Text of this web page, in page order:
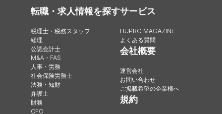
転職・求人情報を探す
税理士・税務スタッフ
経理
公認会計士
M&A・FAS
人事・労務
社会保険労務士
法務・知財
弁護士
財務
CFO
サービス
HUPRO MAGAZINE
よくある質問
会社概要
運営会社
お問い合わせ
ご掲載希望の企業様へ
規約